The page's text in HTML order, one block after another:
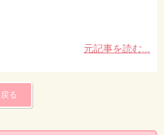
元記事を読む...
戻る